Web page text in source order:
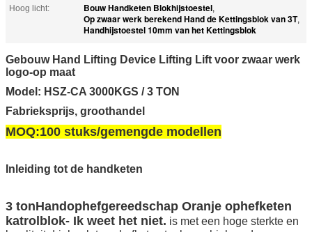
Hoog licht:
Bouw Handketen Blokhijstoestel,
Op zwaar werk berekend Hand de Kettingsblok van 3T,
Handhijstoestel 10mm van het Kettingsblok
Gebouw Hand Lifting Device Lifting Lift voor zwaar werk
logo-op maat
Model: HSZ-CA 3000KGS / 3 TON
Fabrieksprijs, groothandel
MOQ:100 stuks/gemengde modellen
Inleiding tot de handketen
3 tonHandophefgereedschap Oranje ophefketen
katrolblok- Ik weet het niet. is met een hoge sterkte en